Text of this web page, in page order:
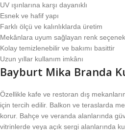
UV ışınlarına karşı dayanıklı
Esnek ve hafif yapı
Farklı ölçü ve kalınlıklarda üretim
Mekânlara uyum sağlayan renk
Kolay temizlenebilir ve bakımı basittir
Uzun yıllar kullanım imkânı
Bayburt Mika Branda
Özellikle kafe ve restoran dış
için tercih edilir. Balkon ve teraslarda
korur. Bahçe ve veranda alanlarında
vitrinlerde veya açık sergi alanlarında